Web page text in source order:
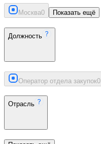
Москва0 Показать ещё
Должность
Оператор отдела закупок0
Отрасль